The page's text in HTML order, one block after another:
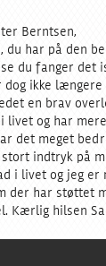
Berntsen,
har på den
du fanger det
dog ikke
en brav
livet og har
det meget
indtryk på
i livet og jeg er
der har støttet
Kærlig hilsen